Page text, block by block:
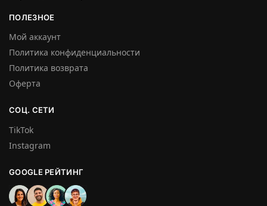
ПОЛЕЗНОЕ
Мой аккаунт
Политика конфиденциальности
Политика возврата
Оферта
СОЦ. СЕТИ
TikTok
Instagram
GOOGLE РЕЙТИНГ